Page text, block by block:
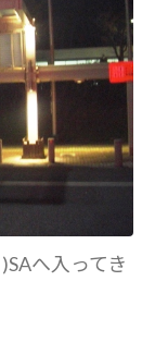
)SAへ入ってき